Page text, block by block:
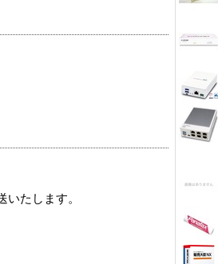
たします。